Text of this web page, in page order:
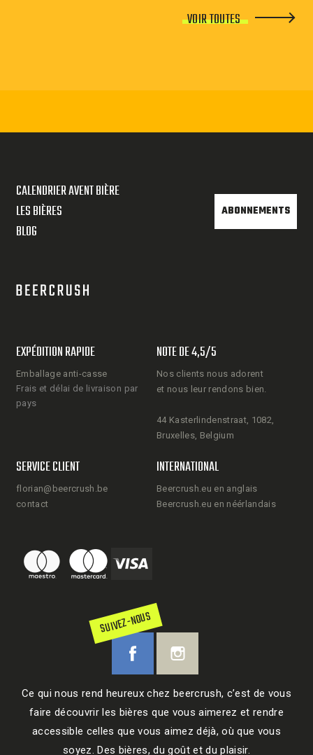
VOIR TOUTES
CALENDRIER AVENT BIÈRE
LES BIÈRES
BLOG
ABONNEMENTS
EXPÉDITION RAPIDE
Emballage anti-casse
Frais et délai de livraison par
pays
NOTE DE 4,5/5
Nos clients nous adorent
et nous leur rendons bien.
44 Kasterlindenstraat, 1082,
Bruxelles, Belgium
SERVICE CLIENT
florian@beercrush.be
contact
INTERNATIONAL
Beercrush.eu en anglais
Beercrush.eu en néérlandais
SUIVEZ-NOUS
Ce qui nous rend heureux chez beercrush, c’est de vous
faire découvrir les bières que vous aimerez et rendre
accessible celles que vous aimez déjà, où que vous
soyez. Des bières, du goût et du plaisir.